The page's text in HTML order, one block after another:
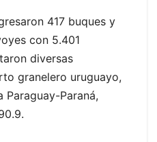
417 buques y
con 5.401
diversas
granelero uruguayo,
Paraná,